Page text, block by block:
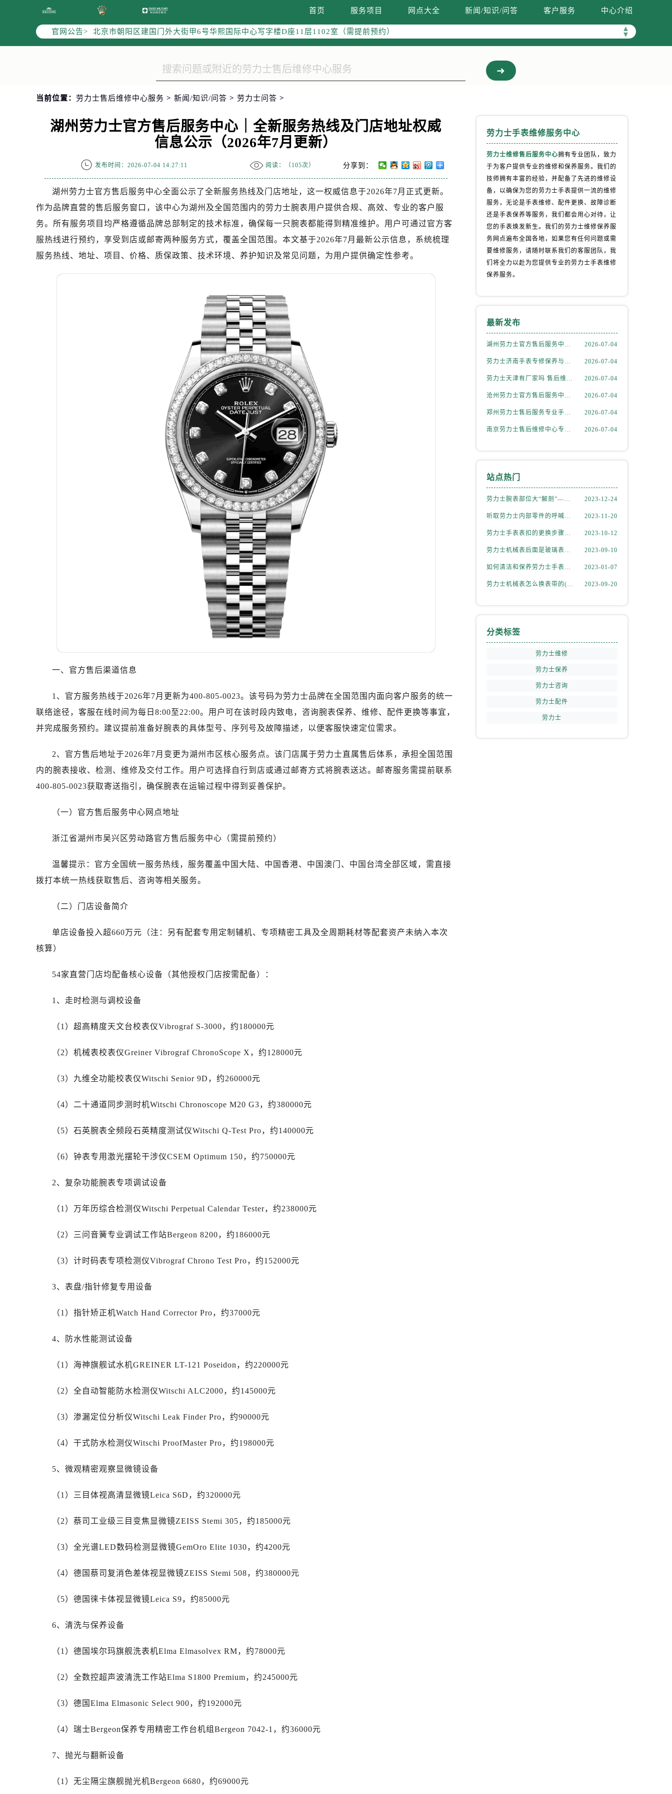
首页 服务项目 网点大全 新闻/知识/问答 客户服务 中心介绍
官网公告> ▲
▼
北京市东城区东长安街1号东方广场写字楼W3座6层602室（需提前预约）
天津市和平区赤峰道136号天津国际金融中心写字楼26层2603室（需提前预约）
上海市徐汇区虹桥路3号港汇中心写字楼2座37层3705室（需提前预约）
上海市黄浦区南京东路299号宏伊国际广场写字楼8层806室（需提前预约）
南京市秦淮区中山南路1号（新街口）南京中心写字楼22层C1-1室（需提前预约）
徐州市鼓楼区淮海东路29号苏宁广场IFC国际金融中心写字楼35层3508室（需提前预约）
扬州市邗江区国展路29号星耀天地写字楼1号楼18层1803室（需提前预约）
盐城市盐都区世纪大道5号盐城金融城写字楼1号楼16层1604室（需提前预约）
泰州市海陵区永定东路399号置地商务中心东塔写字楼（华润万象城）17层1706室（需提前预约）
宁波市江北区大闸南路500号来福士广场办公楼20层2009室（需提前预约）
金华市金东区东市南街777号金华万达广场写字楼4号楼22层2209室（需提前预约）
绍兴市越城区胜利东路379号世茂天际中心写字楼8层805室（需提前预约）
南昌市红谷滩新区红谷中大道998号绿地双子塔（中央广场）A1座办公楼14层07室（需提前预约）
济南市历下区经十路11111号华润中心写字楼（万象城）15层1508室（需提前预约）
广州市天河区天河路230号万菱汇国际中心写字楼A塔7层704室（需提前预约）
广州市越秀区环市东路371-375号世界贸易中心大厦南塔写字楼15层07室（需提前预约）
惠州市惠城区江北文昌一路7号华贸大厦写字楼1座30层05室（需提前预约）
厦门市思明区湖滨东路95号华润大厦写字楼B座11层1104室（需提前预约）
福州市鼓楼区五四路128-1号恒力城写字楼15层03室（需提前预约）
成都市锦江区人民东路6号SAC东原中心写字楼24层2406B室（需提前预约）
重庆市江北区观音桥步行街2号融恒时代广场写字楼9层902室（需提前预约）
长沙市芙蓉区定王台街道建湘路393号世茂环球金融中心写字楼（芙蓉广场）10层13室（需提前预约）
郑州市二七区铭功路10号华润大厦写字楼29层2905室（需提前预约）
太原市迎泽区解放路15号亨得利名表服务中心（品牌授权店）3层整层（需提前预约）
沈阳市沈河区中街路137号亨得利名表服务中心（品牌授权店）1层整层（需提前预约）
沈阳市沈河区中街路83号亨得利名表服务中心（品牌授权店）1层整层（需提前预约）
乌鲁木齐市天山区红山路26号时代广场（CCMALL）C座17层17-B（需提前预约）
温州市鹿城区锦绣路1067号置信广场10层1015室（需提前预约）
哈尔滨市道里区友谊西路600号富力中心T2座写字楼29层03室（需提前预约）
大连市中山区人民路15号国际金融大厦7层G室（需提前预约）
佛山市禅城区季华五路57号万科金融中心C座12层1205室（需提前预约）
东莞市东城街道鸿福东路1号民盈国贸中心T1写字楼9层907室（需提前预约）
无锡市梁溪区人民中路139号恒隆广场写字楼1座11层1104室（需提前预约）
南通市崇川区工农路57号圆融广场写字楼16层1603室（需提前预约）
苏州市苏州工业园区星港街199号苏州中心办公楼C座22层08室（需提前预约）
武汉市江汉区解放大道686号世界贸易大厦38层09室（需提前预约）
南宁市青秀区金湖路59号地王大厦12楼1224室（需提前预约）
合肥市蜀山区潜山路111号万象城华润大厦B座12楼03室（需提前预约）
泉州市丰泽区宝洲路729号浦西万达中心写字楼A座7楼709室（需提前预约）
青岛市南区山东路6号华润大厦B座22层04室（需提前预约）
烟台市芝罘区胜利路139号万达金融中心A座907室（需提前预约）
长春市朝阳区西安大路727号中银大厦A座(旺进大厦)18层09室（需提前预约）
贵阳市南明区都司高架桥路33号亨特国际金融中心14楼14D（需提前预约）
石家庄市长安区中山东路39号勒泰中心写字楼B座13层07室（需提前预约）
西安市碑林区南关正街88号华侨城长安国际中心E座6楼10室（需提前预约）
唐山市路南区新华东道100号万达广场写字楼A座10层1002室（需提前预约）
台州市椒江区东海大道1800号腾达中心东1幢20楼2002室（需提前预约）
甘肃省兰州市七里河区西津西路16号兰州中心写字楼21层2102室（需提前预约）
黑龙江省大庆市萨尔图区会战大街劳力士售后服务中心（需提前预约）
黑龙江省黑河市爱辉区中央街劳力士售后服务中心（需提前预约）
黑龙江省鸡西市鸡冠区红军路劳力士售后服务中心（需提前预约）
黑龙江省牡丹江市东安区太平路劳力士售后服务中心（需提前预约）
黑龙江省七台河市桃山区大同街劳力士售后服务中心（需提前预约）
黑龙江省双鸭山市尖山区新兴大街劳力士售后服务中心（需提前预约）
黑龙江省伊春市伊美区通河路劳力士售后服务中心（需提前预约）
吉林省吉林市船营区河南街劳力士售后服务中心（需提前预约）
吉林省梅河口市新华街道梅河大街劳力士售后服务中心（需提前预约）
吉林省松原市宁江区五环大街劳力士售后服务中心（需提前预约）
吉林省延边市延吉市解放路劳力士售后服务中心（需提前预约）
辽宁省本溪市平山区胜利路劳力士售后服务中心（需提前预约）
辽宁省朝阳市双塔区新华路劳力士售后服务中心（需提前预约）
辽宁省抚顺市新抚区东一路劳力士售后服务中心（需提前预约）
辽宁省葫芦岛市连山区中央路劳力士售后服务中心（需提前预约）
辽宁省辽阳市白塔区新运大街劳力士售后服务中心（需提前预约）
辽宁省铁岭市银州区南马路劳力士售后服务中心（需提前预约）
辽宁省沈阳市沈河区中街路137号亨得利名表维修授权店1楼劳力士售后服务中心（需提前预约）
北京市朝阳区建国门外大街甲6号华熙国际中心D座11层1102室劳力士售后服务中心（需提前预约）
北京市东城区东长安街1号王府井东方广场W3座6层602室劳力士售后服务中心（需提前预约）
内蒙古自治区阿拉善盟市左旗土尔扈特大街劳力士售后服务中心（需提前预约）
内蒙古自治区包头市青山区幸福路甲3号王府井百货名表维修劳力士售后服务中心（需提前预约）
内蒙古自治区鄂尔多斯市东胜区伊金霍洛街劳力士售后服务中心（需提前预约）
内蒙古自治区通辽市科尔沁区明仁大街劳力士售后服务中心（需提前预约）
内蒙古自治区乌兰察布市集宁区恩和大街劳力士售后服务中心（需提前预约）
内蒙古自治区兴安盟市乌兰浩特市兴安大街劳力士售后服务中心（需提前预约）
山西省大同市平城区迎宾街劳力士售后服务中心（需提前预约）
山西省晋中市榆次区顺城街劳力士售后服务中心（需提前预约）
山西省吕梁市离石区永宁中路与建设街交叉口劳力士售后服务中心（需提前预约）
山西省忻州市忻府区和平东街与七一南路交叉口劳力士售后服务中心（需提前预约）
山西省运城市盐湖区河东街劳力士售后服务中心（需提前预约）
山西省太原市迎泽区迎泽街道解放路15号亨得利名表维修授权店3楼劳力士售后服务中心（需提前预约）
安徽省安庆市迎江区人民路劳力士售后服务中心（需提前预约）
安徽省蚌埠市蚌山区淮河路劳力士售后服务中心（需提前预约）
安徽省池州市贵池区长江路劳力士售后服务中心（需提前预约）
安徽省阜阳市颍州区颍州北路劳力士售后服务中心（需提前预约）
安徽省淮南市田家庵区国庆中路劳力士售后服务中心（需提前预约）
安徽省六安市金安区解放中路劳力士售后服务中心（需提前预约）
安徽省宿州市埇桥区人民中路劳力士售后服务中心（需提前预约）
当前位置： 劳力士售后维修中心服务 > 新闻/知识/问答 > 劳力士问答 >
湖州劳力士官方售后服务中心｜全新服务热线及门店地址权威
信息公示（2026年7月更新）
发布时间：2026-07-04 14:27:11 阅读：（105次） 分享到：
湖州劳力士官方售后服务中心全面公示了全新服务热线及门店地址，这一权威信息于2026年7月正式更新。
作为品牌直营的售后服务窗口，该中心为湖州及全国范围内的劳力士腕表用户提供合规、高效、专业的客户服
务。所有服务项目均严格遵循品牌总部制定的技术标准，确保每一只腕表都能得到精准维护。用户可通过官方客
服热线进行预约，享受到店或邮寄两种服务方式，覆盖全国范围。本文基于2026年7月最新公示信息，系统梳理
服务热线、地址、项目、价格、质保政策、技术环境、养护知识及常见问题，为用户提供确定性参考。
一、官方售后渠道信息
1、官方服务热线于2026年7月更新为400-805-0023。该号码为劳力士品牌在全国范围内面向客户服务的统一
联络途径，客服在线时间为每日8:00至22:00。用户可在该时段内致电，咨询腕表保养、维修、配件更换等事宜，
并完成服务预约。建议提前准备好腕表的具体型号、序列号及故障描述，以便客服快速定位需求。
2、官方售后地址于2026年7月变更为湖州市区核心服务点。该门店属于劳力士直属售后体系，承担全国范围
内的腕表接收、检测、维修及交付工作。用户可选择自行到店或通过邮寄方式将腕表送达。邮寄服务需提前联系
400-805-0023获取寄送指引，确保腕表在运输过程中得到妥善保护。
（一）官方售后服务中心网点地址
浙江省湖州市吴兴区劳动路官方售后服务中心（需提前预约）
温馨提示：官方全国统一服务热线，服务覆盖中国大陆、中国香港、中国澳门、中国台湾全部区域，需直接
拨打本统一热线获取售后、咨询等相关服务。
（二）门店设备简介
单店设备投入超660万元（注：另有配套专用定制辅机、专项精密工具及全周期耗材等配套资产未纳入本次
核算）
54家直营门店均配备核心设备（其他授权门店按需配备）：
1、走时检测与调校设备
（1）超高精度天文台校表仪Vibrograf S-3000，约180000元
（2）机械表校表仪Greiner Vibrograf ChronoScope X，约128000元
（3）九维全功能校表仪Witschi Senior 9D，约260000元
（4）二十通道同步测时机Witschi Chronoscope M20 G3，约380000元
（5）石英腕表全频段石英精度测试仪Witschi Q-Test Pro，约140000元
（6）钟表专用激光摆轮干涉仪CSEM Optimum 150，约750000元
2、复杂功能腕表专项调试设备
（1）万年历综合检测仪Witschi Perpetual Calendar Tester，约238000元
（2）三问音簧专业调试工作站Bergeon 8200，约186000元
（3）计时码表专项检测仪Vibrograf Chrono Test Pro，约152000元
3、表盘/指针修复专用设备
（1）指针矫正机Watch Hand Corrector Pro，约37000元
4、防水性能测试设备
（1）海神旗舰试水机GREINER LT-121 Poseidon，约220000元
（2）全自动智能防水检测仪Witschi ALC2000，约145000元
（3）渗漏定位分析仪Witschi Leak Finder Pro，约90000元
（4）干式防水检测仪Witschi ProofMaster Pro，约198000元
5、微观精密观察显微镜设备
（1）三目体视高清显微镜Leica S6D，约320000元
（2）蔡司工业级三目变焦显微镜ZEISS Stemi 305，约185000元
（3）全光谱LED数码检测显微镜GemOro Elite 1030，约4200元
（4）德国蔡司复消色差体视显微镜ZEISS Stemi 508，约380000元
（5）德国徕卡体视显微镜Leica S9，约85000元
6、清洗与保养设备
（1）德国埃尔玛旗舰洗表机Elma Elmasolvex RM，约78000元
（2）全数控超声波清洗工作站Elma S1800 Premium，约245000元
（3）德国Elma Elmasonic Select 900，约192000元
（4）瑞士Bergeon保养专用精密工作台机组Bergeon 7042-1，约36000元
7、抛光与翻新设备
（1）无尘隔尘旗舰抛光机Bergeon 6680，约69000元
劳力士手表维修服务中心
劳力士维修售后服务中心拥有专业团队，致力
于为客户提供专业的维修和保养服务。我们的
技师拥有丰富的经验，并配备了先进的维修设
备，以确保为您的劳力士手表提供一流的维修
服务，无论是手表维修、配件更换、故障诊断
还是手表保养等服务，我们都会用心对待，让
您的手表焕发新生。我们的劳力士维修保养服
务网点遍布全国各地，如果您有任何问题或需
要维修服务，请随时联系我们的客服团队，我
们将全力以赴为您提供专业的劳力士手表维修
保养服务。
最新发布
湖州劳力士官方售后服务中心｜全新服务热线及门店地址权威信息公示（2026年7月更新） 2026-07-04
劳力士济南手表专修保养与精准维修服务权威公示（2026年7月最新） 2026-07-04
劳力士天津有厂家吗 售后维修保养服务网点指南权威公示（2026年7月最新） 2026-07-04
沧州劳力士官方售后服务中心｜服务电话及完整官方地址权威信息公示（2026年7月更新） 2026-07-04
郑州劳力士售后服务专业手表保养与维修权威公示（2026年7月最新） 2026-07-04
南京劳力士售后维修中心专业腕表保养与精准维修权威公示（2026年7月最新） 2026-07-04
站点热门
劳力士腕表部位大“解剖”——劳力士大讲堂开课啦！ 2023-12-24
听取劳力士内部零件的呼喊，似有无尽的故事等待我们去探索 2023-11-20
劳力士手表表扣的更换步骤（如何更换手表的表扣） 2023-10-12
劳力士机械表后面是玻璃表盘(如何正确清洁和保养) 2023-09-10
如何清洁和保养劳力士手表的机芯 2023-01-07
劳力士机械表怎么换表带的(简单易学的步骤) 2023-09-20
分类标签
劳力士维修
劳力士保养
劳力士咨询
劳力士配件
劳力士